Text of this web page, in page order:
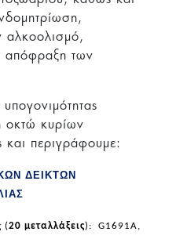
αλκοολισμό,
απόφραξη των
οκτώ κυρίων
και περιγράφουμε:
ΔΕΙΚΤΩΝ
(20 μεταλλάξεις): G1691A,